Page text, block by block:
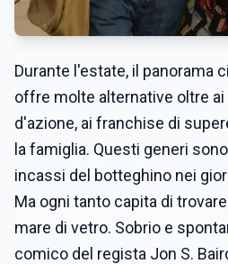
Durante l'estate, il panorama
offre molte alternative oltre
d'azione, ai franchise di
la famiglia. Questi generi
incassi del botteghino nei
Ma ogni tanto capita di
mare di vetro. Sobrio e
comico del regista Jon S.